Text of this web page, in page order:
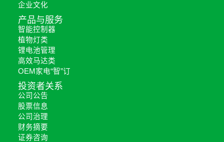
企业文化
产品与服务
智能控制器
植物灯类
锂电池管理
高效马达类
OEM家电“智”订
投资者关系
公司公告
股票信息
公司治理
财务摘要
证券咨询